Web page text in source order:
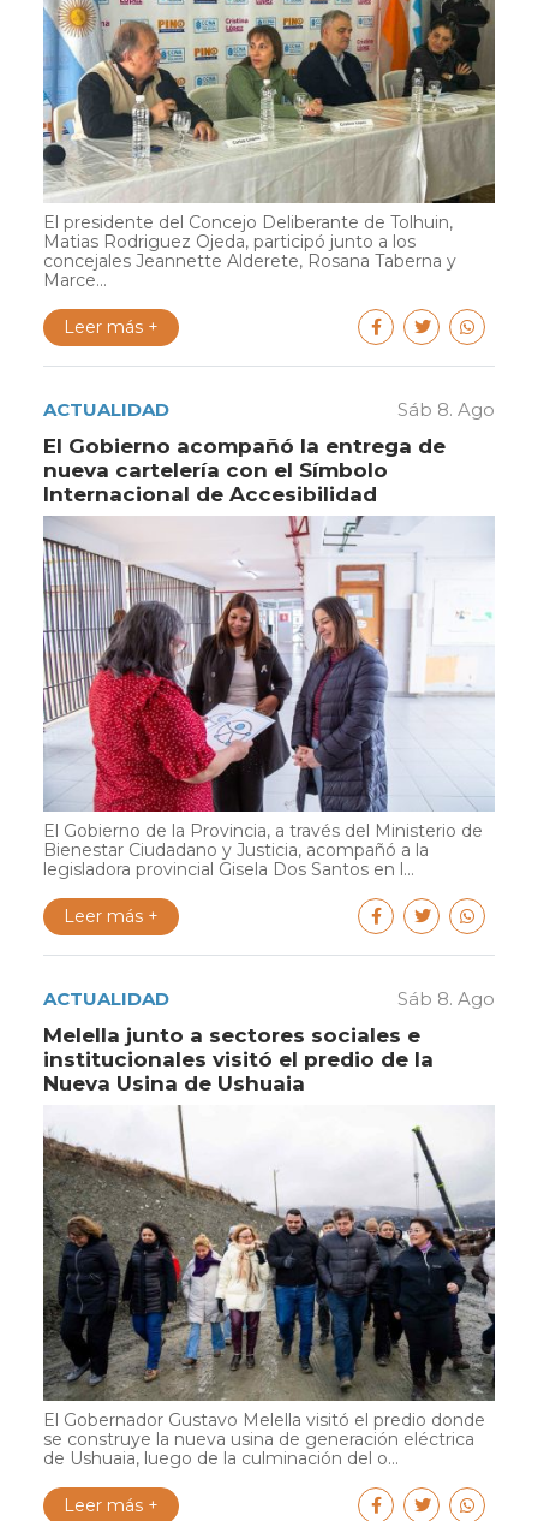
El presidente del Concejo Deliberante de Tolhuin,
Matias Rodriguez Ojeda, participó junto a los
concejales Jeannette Alderete, Rosana Taberna y
Marce...
Leer más +
ACTUALIDAD Sáb 8. Ago
El Gobierno acompañó la entrega de
nueva cartelería con el Símbolo
Internacional de Accesibilidad
El Gobierno de la Provincia, a través del Ministerio de
Bienestar Ciudadano y Justicia, acompañó a la
legisladora provincial Gisela Dos Santos en l...
Leer más +
ACTUALIDAD Sáb 8. Ago
Melella junto a sectores sociales e
institucionales visitó el predio de la
Nueva Usina de Ushuaia
El Gobernador Gustavo Melella visitó el predio donde
se construye la nueva usina de generación eléctrica
de Ushuaia, luego de la culminación del o...
Leer más +